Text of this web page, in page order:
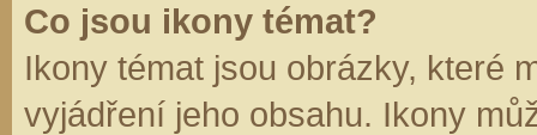
Co jsou ikony témat?
Ikony témat jsou obrázky, které
vyjádření jeho obsahu. Ikony